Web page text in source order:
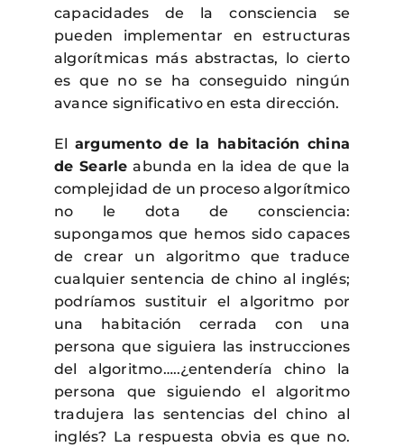
capacidades de la consciencia se
pueden implementar en estructuras
algorítmicas más abstractas, lo cierto
es que no se ha conseguido ningún
avance significativo en esta dirección.
El argumento de la habitación china
de Searle abunda en la idea de que la
complejidad de un proceso algorítmico
no le dota de consciencia:
supongamos que hemos sido capaces
de crear un algoritmo que traduce
cualquier sentencia de chino al inglés;
podríamos sustituir el algoritmo por
una habitación cerrada con una
persona que siguiera las instrucciones
del algoritmo…..¿entendería chino la
persona que siguiendo el algoritmo
tradujera las sentencias del chino al
inglés? La respuesta obvia es que no.